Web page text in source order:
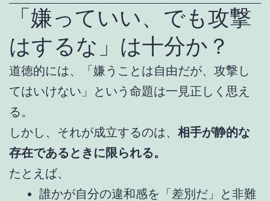
「嫌っていい、でも攻撃
はするな」は十分か？
道徳的には、「嫌うことは自由だが、攻撃し
てはいけない」という命題は一見正しく思え
る。
しかし、それが成立するのは、 相手が静的な
存在であるときに限られる。
たとえば、
誰かが自分の違和感を「差別だ」と非難